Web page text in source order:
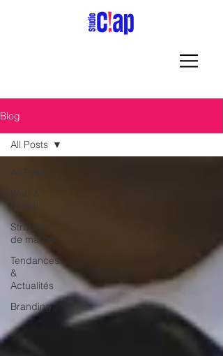
Blog
Stratégie
de marque
Tendances
&
Actualités
Branding
All Posts